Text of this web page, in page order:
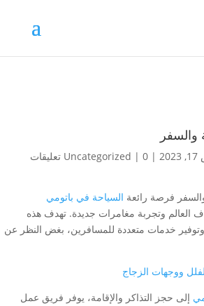
|
Uncategorized | 0 تعليقات
فرصة رائعة السياحة في باتومي
العالم وتجربة مغامرات جديدة. تهدف هذه
خدمات متعددة للمسافرين، بغض النظر عن
ووجهات الزجاج
إلى حجز التذاكر والإقامة، يوفر فريق عمل